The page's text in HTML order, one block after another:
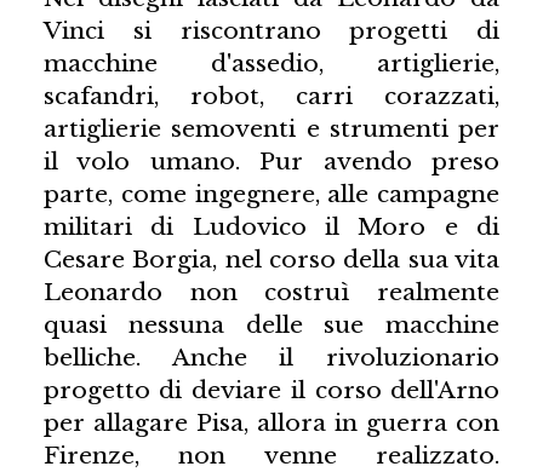
Vinci si riscontrano progetti di
macchine d'assedio, artiglierie,
scafandri, robot, carri corazzati,
artiglierie semoventi e strumenti per
il volo umano. Pur avendo preso
parte, come ingegnere, alle campagne
militari di Ludovico il Moro e di
Cesare Borgia, nel corso della sua vita
Leonardo non costruì realmente
quasi nessuna delle sue macchine
belliche. Anche il rivoluzionario
progetto di deviare il corso dell'Arno
per allagare Pisa, allora in guerra con
Firenze, non venne realizzato.